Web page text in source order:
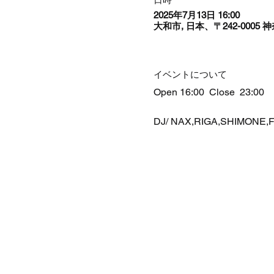
2025年7月13日 16:00
大和市, 日本、〒242-0005
イベントについて
Open 16:00  Close  23:00
DJ/